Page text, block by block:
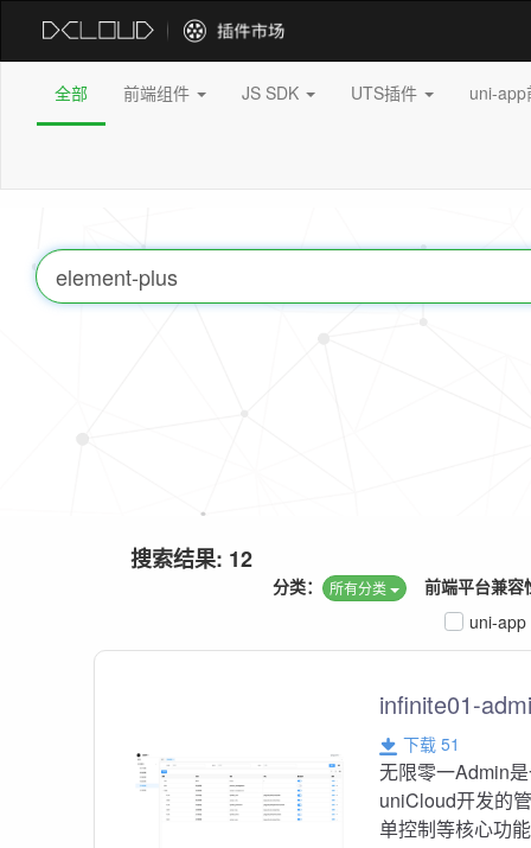
全部 前端组件 JS SDK UTS插件 uni-
搜索结果: 12
前端平台兼容
分类： 所有分类
uni-app
infinite01-
下载 51
无限零一Admin
uniCloud开发的
单控制等核心功